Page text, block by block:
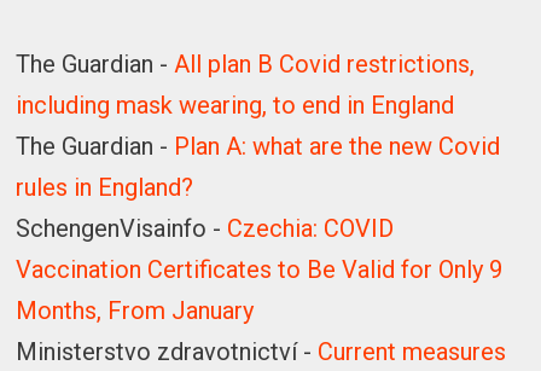
The Guardian - All plan B Covid restrictions,
including mask wearing, to end in England
The Guardian - Plan A: what are the new Covid
rules in England?
SchengenVisainfo - Czechia: COVID
Vaccination Certificates to Be Valid for Only 9
Months, From January
Ministerstvo zdravotnictví - Current measures